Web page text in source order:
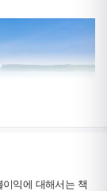
요금이나 손상이 없
주일~한달정도 걸
익에 대해서는 책